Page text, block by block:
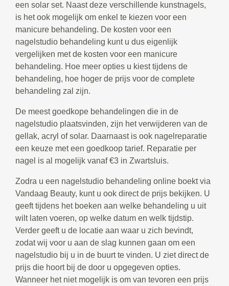
een solar set. Naast deze verschillende kunstnagels,
is het ook mogelijk om enkel te kiezen voor een
manicure behandeling. De kosten voor een
nagelstudio behandeling kunt u dus eigenlijk
vergelijken met de kosten voor een manicure
behandeling. Hoe meer opties u kiest tijdens de
behandeling, hoe hoger de prijs voor de complete
behandeling zal zijn.
De meest goedkope behandelingen die in de
nagelstudio plaatsvinden, zijn het verwijderen van de
gellak, acryl of solar. Daarnaast is ook nagelreparatie
een keuze met een goedkoop tarief. Reparatie per
nagel is al mogelijk vanaf €3 in Zwartsluis.
Zodra u een nagelstudio behandeling online boekt via
Vandaag Beauty, kunt u ook direct de prijs bekijken. U
geeft tijdens het boeken aan welke behandeling u uit
wilt laten voeren, op welke datum en welk tijdstip.
Verder geeft u de locatie aan waar u zich bevindt,
zodat wij voor u aan de slag kunnen gaan om een
nagelstudio bij u in de buurt te vinden. U ziet direct de
prijs die hoort bij de door u opgegeven opties.
Wanneer het niet mogelijk is om van tevoren een prijs